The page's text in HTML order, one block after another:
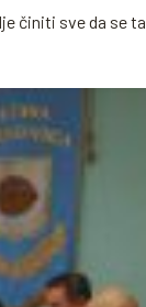
činiti sve da se ta